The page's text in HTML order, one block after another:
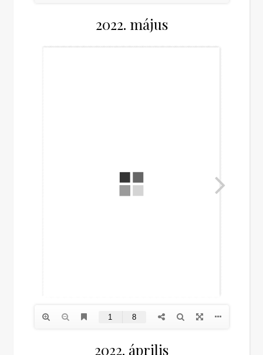
2022. május
2022. április